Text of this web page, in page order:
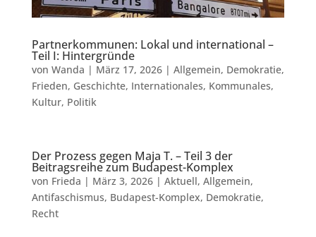
Partnerkommunen: Lokal und international –
Teil I: Hintergründe
von Wanda | März 17, 2026| Allgemein, Demokratie,
Frieden, Geschichte, Internationales, Kommunales,
Kultur, Politik
Der Prozess gegen Maja T. – Teil 3 der
Beitragsreihe zum Budapest-Komplex
von Frieda | März 3, 2026| Aktuell, Allgemein,
Antifaschismus, Budapest-Komplex, Demokratie,
Recht